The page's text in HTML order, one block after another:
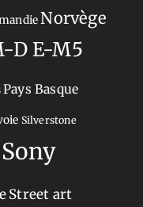
Norvège
D E-M5
Pays Basque
Silverstone
Sony
Street art